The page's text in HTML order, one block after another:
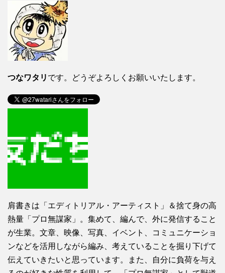
つなワタリ です。どうぞよろしくお願いいたします。
肩書きは「エディトリアル・アーティスト」＆捨て身の高
熱量「プロ無謀家」。集めて、編んで、外に発信すること
が生業。文章、映像、写真、イベント、コミュニケーショ
ンなどを活用しながら編み、考えていることを掘り下げて
伝えていきたいと思っています。また、自分に負荷を与え